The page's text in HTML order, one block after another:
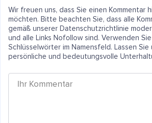
Wir freuen uns, dass Sie einen Kommentar
möchten. Bitte beachten Sie, dass alle
gemäß unserer Datenschutzrichtlinie
und alle Links Nofollow sind. Verwenden Sie
Schlüsselwörter im Namensfeld. Lassen Sie
persönliche und bedeutungsvolle